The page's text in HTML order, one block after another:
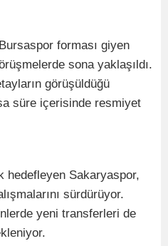
forması giyen
sona yaklaşıldı.
görüşüldüğü
süre içerisinde resmiyet
hedefleyen Sakaryaspor,
sürdürüyor.
yeni transferleri de